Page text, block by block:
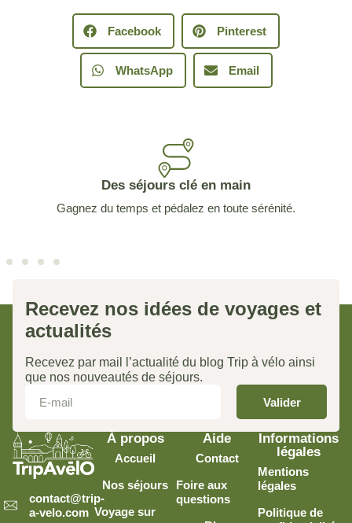
Facebook Pinterest
WhatsApp Email
Des séjours clé en main
Gagnez du temps et pédalez en toute sérénité.
Recevez nos idées de voyages et
actualités
Recevez par mail l’actualité du blog Trip à vélo ainsi
que nos nouveautés de séjours.
Valider
contact@trip-
a-velo.com
À propos
Accueil
Nos séjours
Voyage sur
Aide
Contact
Foire aux
questions
Informations
légales
Mentions
légales
Politique de